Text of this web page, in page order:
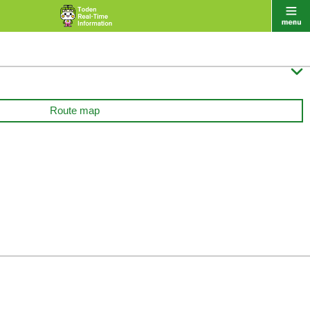

Route map